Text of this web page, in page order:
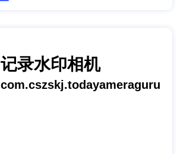
记录水印相机
com.cszskj.todayameraguru